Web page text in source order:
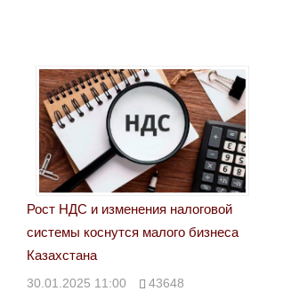
Рост НДС и изменения налоговой
системы коснутся малого бизнеса
Казахстана
30.01.2025 11:00 43648